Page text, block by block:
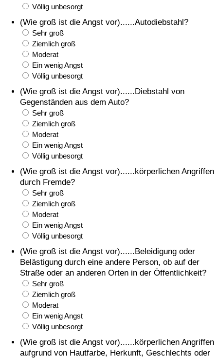
Völlig unbesorgt
(Wie groß ist die Angst vor)......Autodiebstahl?
Sehr groß
Ziemlich groß
Moderat
Ein wenig Angst
Völlig unbesorgt
(Wie groß ist die Angst vor)......Diebstahl von
Gegenständen aus dem Auto?
Sehr groß
Ziemlich groß
Moderat
Ein wenig Angst
Völlig unbesorgt
(Wie groß ist die Angst vor)......körperlichen Angriffen
durch Fremde?
Sehr groß
Ziemlich groß
Moderat
Ein wenig Angst
Völlig unbesorgt
(Wie groß ist die Angst vor)......Beleidigung oder
Belästigung durch eine andere Person, ob auf der
Straße oder an anderen Orten in der Öffentlichkeit?
Sehr groß
Ziemlich groß
Moderat
Ein wenig Angst
Völlig unbesorgt
(Wie groß ist die Angst vor)......körperlichen Angriffen
aufgrund von Hautfarbe, Herkunft, Geschlechts oder